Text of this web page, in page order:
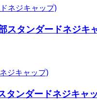
スタンダードネジキ
タンダードネジキャ